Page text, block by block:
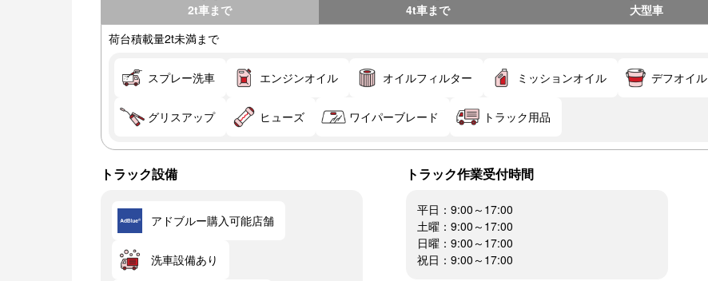
2t車まで 4t車まで 大型車
荷台積載量2t未満まで
スプレー洗車 エンジンオイル オイルフィルター ミッションオイル デフオイル
グリスアップ ヒューズ ワイパーブレード トラック用品
トラック設備
アドブルー購入可能店舗
洗車設備あり
トラック作業受付時間
平日：9:00～17:00
土曜：9:00～17:00
日曜：9:00～17:00
祝日：9:00～17:00